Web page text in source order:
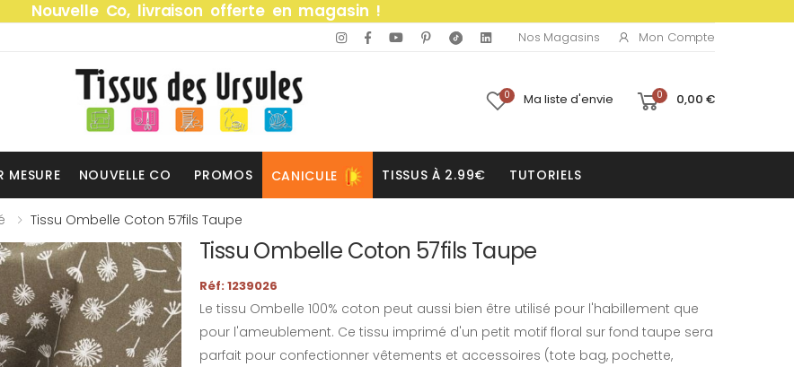
Nouvelle Co, livraison offerte en magasin !
Nos Magasins Mon Compte
0 Ma liste d'envie 0 0,00 €
MESURE NOUVELLE CO PROMOS CANICULE TISSUS À 2.99€ TUTORIELS
Tissu Ombelle Coton 57fils Taupe
Tissu Ombelle Coton 57fils Taupe
Réf: 1239026
Le tissu Ombelle 100% coton peut aussi bien être utilisé pour l'habillement que
pour l'ameublement. Ce tissu imprimé d'un petit motif floral sur fond taupe sera
parfait pour confectionner vêtements et accessoires (tote bag, pochette,